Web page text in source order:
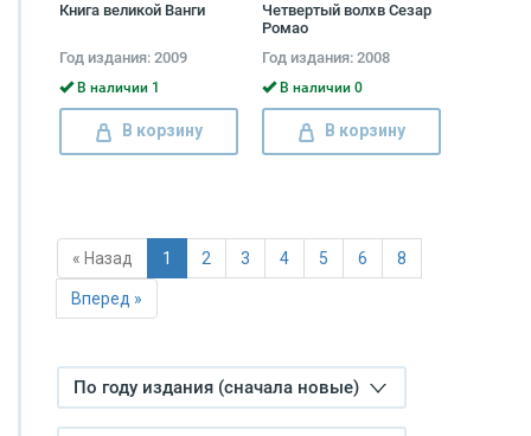
Книга великой Ванги
Год издания: 2009
В наличии 1
В корзину
Четвертый волхв Сезар
Ромао
Год издания: 2008
В наличии 0
В корзину
« Назад 1 2 3 4 5 6 8
Вперед »
По году издания (сначала новые)